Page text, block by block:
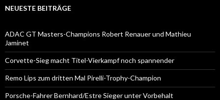
NEUESTE BEITRÄGE
ADAC GT Masters-Champions Robert Renauer und Mathieu
Jaminet
Corvette-Sieg macht Titel-Vierkampf noch spannender
Remo Lips zum dritten Mal Pirelli-Trophy-Champion
Porsche-Fahrer Bernhard/Estre Sieger unter Vorbehalt